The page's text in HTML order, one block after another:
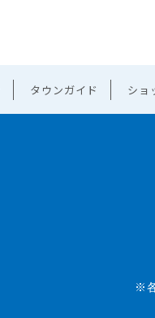
タウンガイド ショ
※